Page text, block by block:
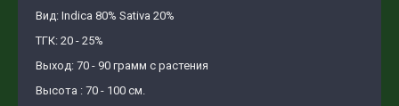
Вид: Indica 80% Sativa 20%
ТГК: 20 - 25%
Выход: 70 - 90 грамм с растения
Высота : 70 - 100 см.